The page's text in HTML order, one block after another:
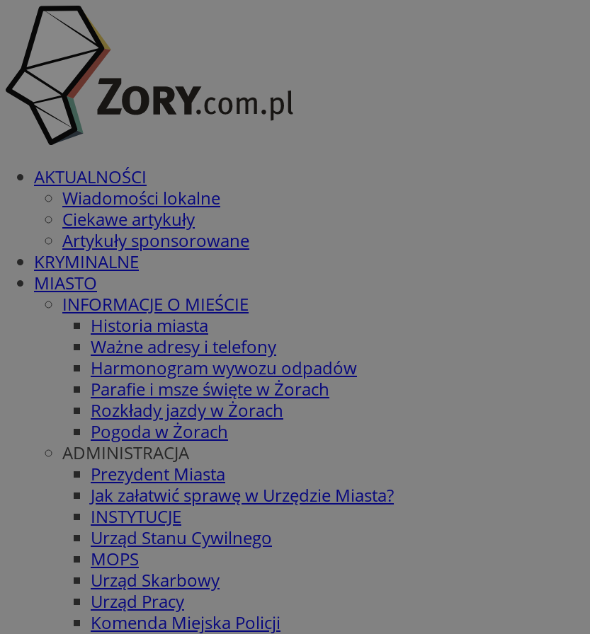
AKTUALNOŚCI
Wiadomości lokalne
Ciekawe artykuły
Artykuły sponsorowane
KRYMINALNE
MIASTO
INFORMACJE O MIEŚCIE
Historia miasta
Ważne adresy i telefony
Harmonogram wywozu odpadów
Parafie i msze święte w Żorach
Rozkłady jazdy w Żorach
Pogoda w Żorach
ADMINISTRACJA
Prezydent Miasta
Jak załatwić sprawę w Urzędzie Miasta?
INSTYTUCJE
Urząd Stanu Cywilnego
MOPS
Urząd Skarbowy
Urząd Pracy
Komenda Miejska Policji